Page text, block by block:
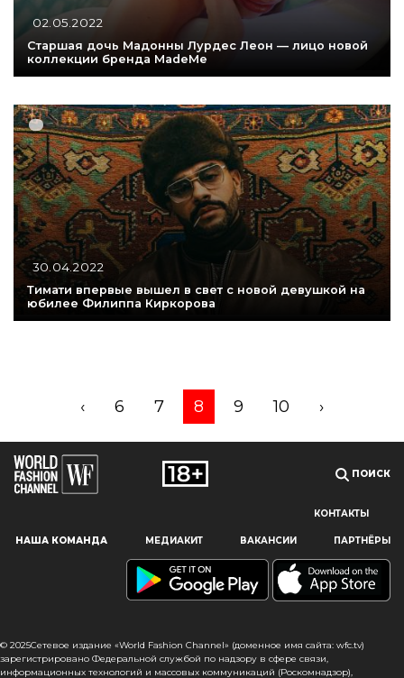
Наш сайт использует файлы cookie и похожие технологии,
пользователям, предоставляя персонализированную
информацию, запоминая предпочтения в области
сайта, вы подтверждаете свое согласие на использование
файлов cookie в соответствии с настоящим уведомлением
в отношении данного типа файлов. Если вы не согласны
02.05.2022
Старшая дочь Мадонны Лурдес Леон — лицо новой
коллекции бренда MadeMe
30.04.2022
Тимати впервые вышел в свет с новой девушкой на
юбилее Филиппа Киркорова
‹ 6 7 8 9 10 ›
ПОИСК
КОНТАКТЫ
НАША КОМАНДА МЕДИАКИТ ВАКАНСИИ ПАРТНЁРЫ
© 2025Сетевое издание «World Fashion Channel» (доменное имя сайта: wfc.tv)
зарегистрировано Федеральной службой по надзору в сфере связи,
информационных технологий и массовых коммуникаций (Роскомнадзор),